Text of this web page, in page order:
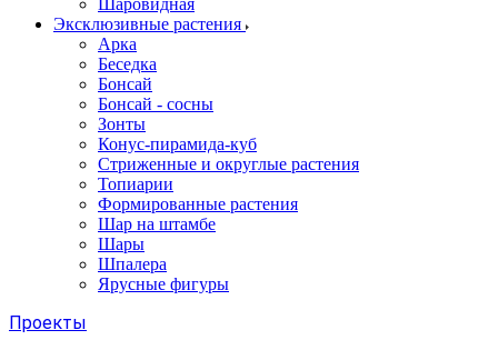
Шаровидная
Эксклюзивные растения
Арка
Беседка
Бонсай
Бонсай - сосны
Зонты
Конус-пирамида-куб
Стриженные и округлые растения
Топиарии
Формированные растения
Шар на штамбе
Шары
Шпалера
Ярусные фигуры
Проекты